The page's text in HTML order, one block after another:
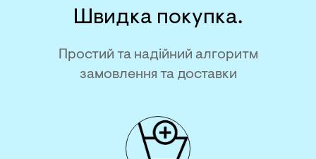
Швидка покупка.
Простий та надійний алгоритм
замовлення та доставки